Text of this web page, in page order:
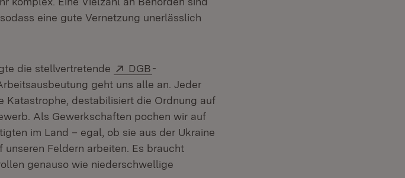
eine gute Vernetzung unerlässlich
die stellvertretende Extern:
DGB(Öffnet in neuem Fenster)
-
geht uns alle an. Jeder
Katastrophe, destabilisiert die Ordnung auf
Als Gewerkschaften pochen wir auf
im Land – egal, ob sie aus der Ukraine
Feldern arbeiten. Es braucht
genauso wie niederschwellige